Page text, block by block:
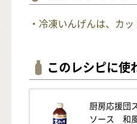
・冷凍いんげんは、カ
このレシピに使
厨房応援団
ソース 和